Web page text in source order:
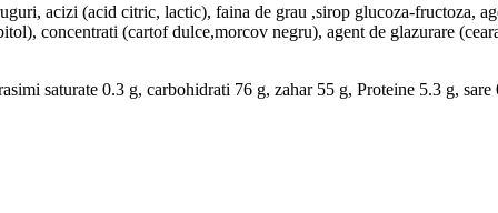
acizi (acid citric, lactic), faina de grau ,sirop glucoza-fructoza,
concentrati (cartof dulce,morcov negru), agent de glazurare
saturate 0.3 g, carbohidrati 76 g, zahar 55 g, Proteine 5.3 g,